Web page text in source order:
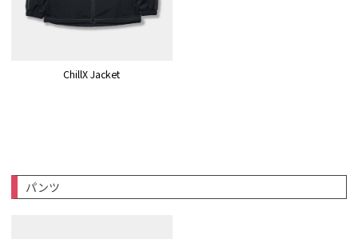
ChillX Jacket
パンツ